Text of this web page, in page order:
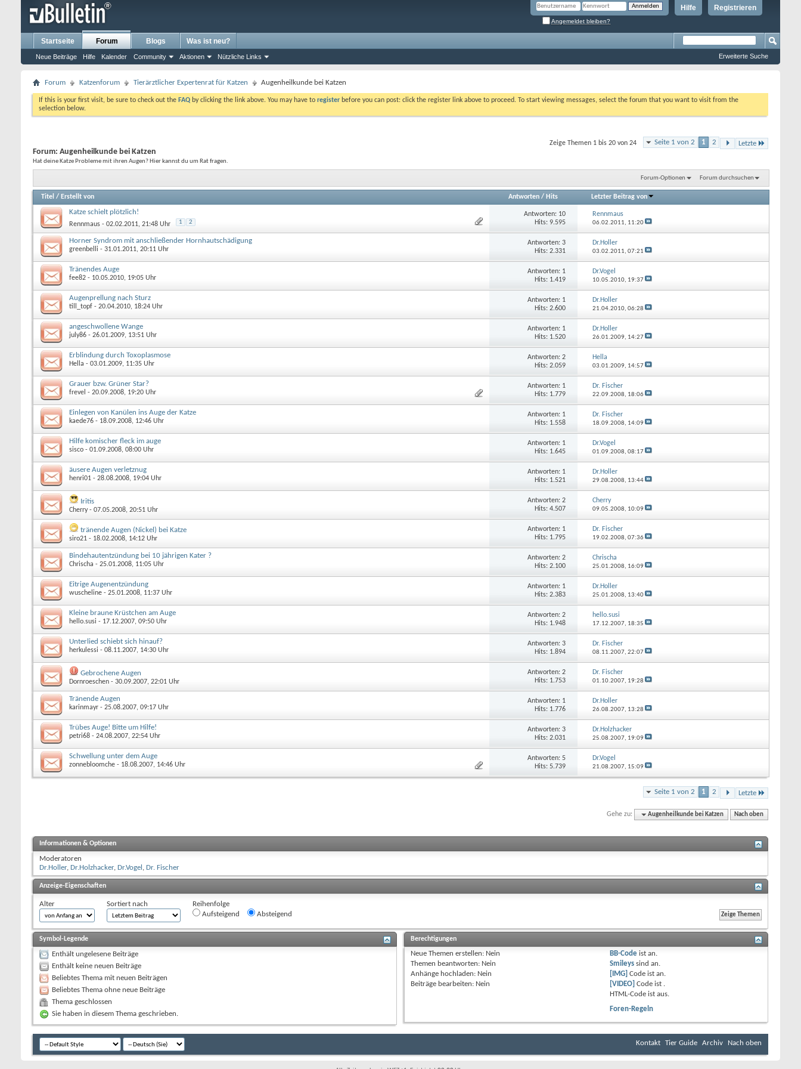
Registrieren
Hilfe
Angemeldet bleiben?
Startseite Forum
Neue Beiträge Hilfe Kalender Community Aktionen Nützliche Links
Blogs Was ist neu?
Erweiterte Suche
Forum Katzenforum Tierärztlicher Expertenrat für Katzen Augenheilkunde bei Katzen
If this is your first visit, be sure to check out the FAQ by clicking the link above. You may have to register before you can post: click the register link above to proceed. To start viewing messages, select the forum that you want to visit from the
selection below.
Seite 1 von 2 1 2 Letzte
Zeige Themen 1 bis 20 von 24
Forum: Augenheilkunde bei Katzen
Hat deine Katze Probleme mit ihren Augen? Hier kannst du um Rat fragen.
Forum-Optionen Forum durchsuchen
Titel / Erstellt von Antworten/ Hits Letzter Beitrag von
Katze schielt plötzlich!
Rennmaus - 02.02.2011, 21:48 Uhr 1 2
Antworten: 10
Hits: 9.595
Rennmaus
06.02.2011, 11:20
Horner Syndrom mit anschließender Hornhautschädigung
greenbelli - 31.01.2011, 20:11 Uhr
Antworten: 3
Hits: 2.331
Dr.Holler
03.02.2011, 07:21
Tränendes Auge
fee82 - 10.05.2010, 19:05 Uhr
Antworten: 1
Hits: 1.419
Dr.Vogel
10.05.2010, 19:37
Augenprellung nach Sturz
till_topf - 20.04.2010, 18:24 Uhr
Antworten: 1
Hits: 2.600
Dr.Holler
21.04.2010, 06:28
angeschwollene Wange
july86 - 26.01.2009, 13:51 Uhr
Antworten: 1
Hits: 1.520
Dr.Holler
26.01.2009, 14:27
Erblindung durch Toxoplasmose
Hella - 03.01.2009, 11:35 Uhr
Antworten: 2
Hits: 2.059
Hella
03.01.2009, 14:57
Grauer bzw. Grüner Star?
frevel - 20.09.2008, 19:20 Uhr
Antworten: 1
Hits: 1.779
Dr. Fischer
22.09.2008, 18:06
Einlegen von Kanülen ins Auge der Katze
kaede76 - 18.09.2008, 12:46 Uhr
Antworten: 1
Hits: 1.558
Dr. Fischer
18.09.2008, 14:09
Hilfe komischer fleck im auge
sisco - 01.09.2008, 08:00 Uhr
Antworten: 1
Hits: 1.645
Dr.Vogel
01.09.2008, 08:17
äusere Augen verletznug
henri01 - 28.08.2008, 19:04 Uhr
Antworten: 1
Hits: 1.521
Dr.Holler
29.08.2008, 13:44
Iritis
Cherry- 07.05.2008, 20:51 Uhr
Antworten: 2
Hits: 4.507
Cherry
09.05.2008, 10:09
tränende Augen (Nickel) bei Katze
siro21 - 18.02.2008, 14:12 Uhr
Antworten: 1
Hits: 1.795
Dr. Fischer
19.02.2008, 07:36
Bindehautentzündung bei 10 jährigen Kater ?
Chrischa - 25.01.2008, 11:05 Uhr
Antworten: 2
Hits: 2.100
Chrischa
25.01.2008, 16:09
Eitrige Augenentzündung
wuscheline - 25.01.2008, 11:37 Uhr
Antworten: 1
Hits: 2.383
Dr.Holler
25.01.2008, 13:40
Kleine braune Krüstchen am Auge
hello.susi - 17.12.2007, 09:50 Uhr
Antworten: 2
Hits: 1.948
hello.susi
17.12.2007, 18:35
Unterlied schiebt sich hinauf?
herkulessi - 08.11.2007, 14:30 Uhr
Antworten: 3
Hits: 1.894
Dr. Fischer
08.11.2007, 22:07
Gebrochene Augen
Dornroeschen - 30.09.2007, 22:01 Uhr
Antworten: 2
Hits: 1.753
Dr. Fischer
01.10.2007, 19:28
Tränende Augen
karinmayr - 25.08.2007, 09:17 Uhr
Antworten: 1
Hits: 1.776
Dr.Holler
26.08.2007, 13:28
Trübes Auge! Bitte um Hilfe!
petri68 - 24.08.2007, 22:54 Uhr
Antworten: 3
Hits: 2.031
Dr.Holzhacker
25.08.2007, 19:09
Schwellung unter dem Auge
zonnebloomche - 18.08.2007, 14:46 Uhr
Antworten: 5
Hits: 5.739
Dr.Vogel
21.08.2007, 15:09
Seite 1 von 2 1 2 Letzte
Gehe zu: Augenheilkunde bei Katzen Nach oben
Informationen & Optionen
Moderatoren
Dr.Holler, Dr.Holzhacker, Dr.Vogel , Dr. Fischer
Anzeige-Eigenschaften
Alter Sortiert nach
Reihenfolge
Aufsteigend
Absteigend
Symbol-Legende
Enthält ungelesene Beiträge
Enthält keine neuen Beiträge
Beliebtes Thema mit neuen Beiträgen
Beliebtes Thema ohne neue Beiträge
Thema geschlossen
Sie haben in diesem Thema geschrieben.
Berechtigungen
Neue Themen erstellen: Nein
Themen beantworten: Nein
Anhänge hochladen: Nein
Beiträge bearbeiten: Nein
BB-Code istan.
Smileys sindan.
[IMG] Code istan.
[VIDEO] Code ist .
HTML-Code istaus.
Foren-Regeln
Kontakt Tier Guide Archiv Nach oben